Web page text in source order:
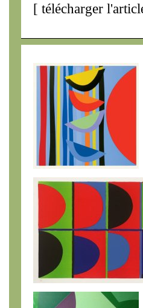
[ télécharger